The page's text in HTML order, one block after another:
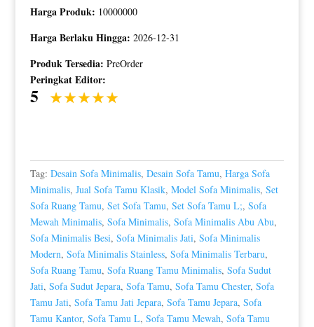
Harga Produk: 10000000
Harga Berlaku Hingga: 2026-12-31
Produk Tersedia: PreOrder
Peringkat Editor:
5
Tag: Desain Sofa Minimalis, Desain Sofa Tamu, Harga Sofa
Minimalis, Jual Sofa Tamu Klasik, Model Sofa Minimalis, Set
Sofa Ruang Tamu, Set Sofa Tamu, Set Sofa Tamu L;, Sofa
Mewah Minimalis, Sofa Minimalis, Sofa Minimalis Abu Abu,
Sofa Minimalis Besi, Sofa Minimalis Jati, Sofa Minimalis
Modern, Sofa Minimalis Stainless, Sofa Minimalis Terbaru,
Sofa Ruang Tamu, Sofa Ruang Tamu Minimalis, Sofa Sudut
Jati, Sofa Sudut Jepara, Sofa Tamu, Sofa Tamu Chester, Sofa
Tamu Jati, Sofa Tamu Jati Jepara, Sofa Tamu Jepara, Sofa
Tamu Kantor, Sofa Tamu L, Sofa Tamu Mewah, Sofa Tamu